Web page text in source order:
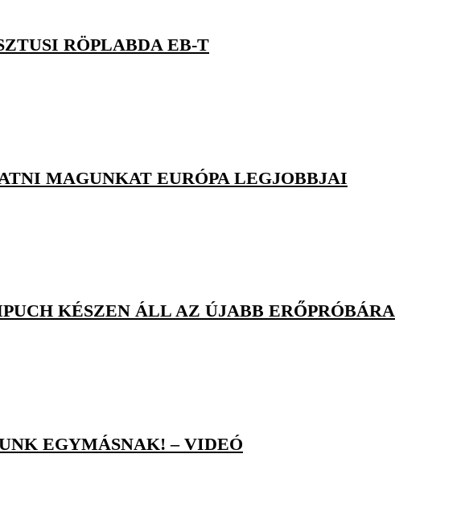
RÖPLABDA EB-T
MAGUNKAT EURÓPA LEGJOBBJAI
KÉSZEN ÁLL AZ ÚJABB ERŐPRÓBÁRA
EGYMÁSNAK! – VIDEÓ